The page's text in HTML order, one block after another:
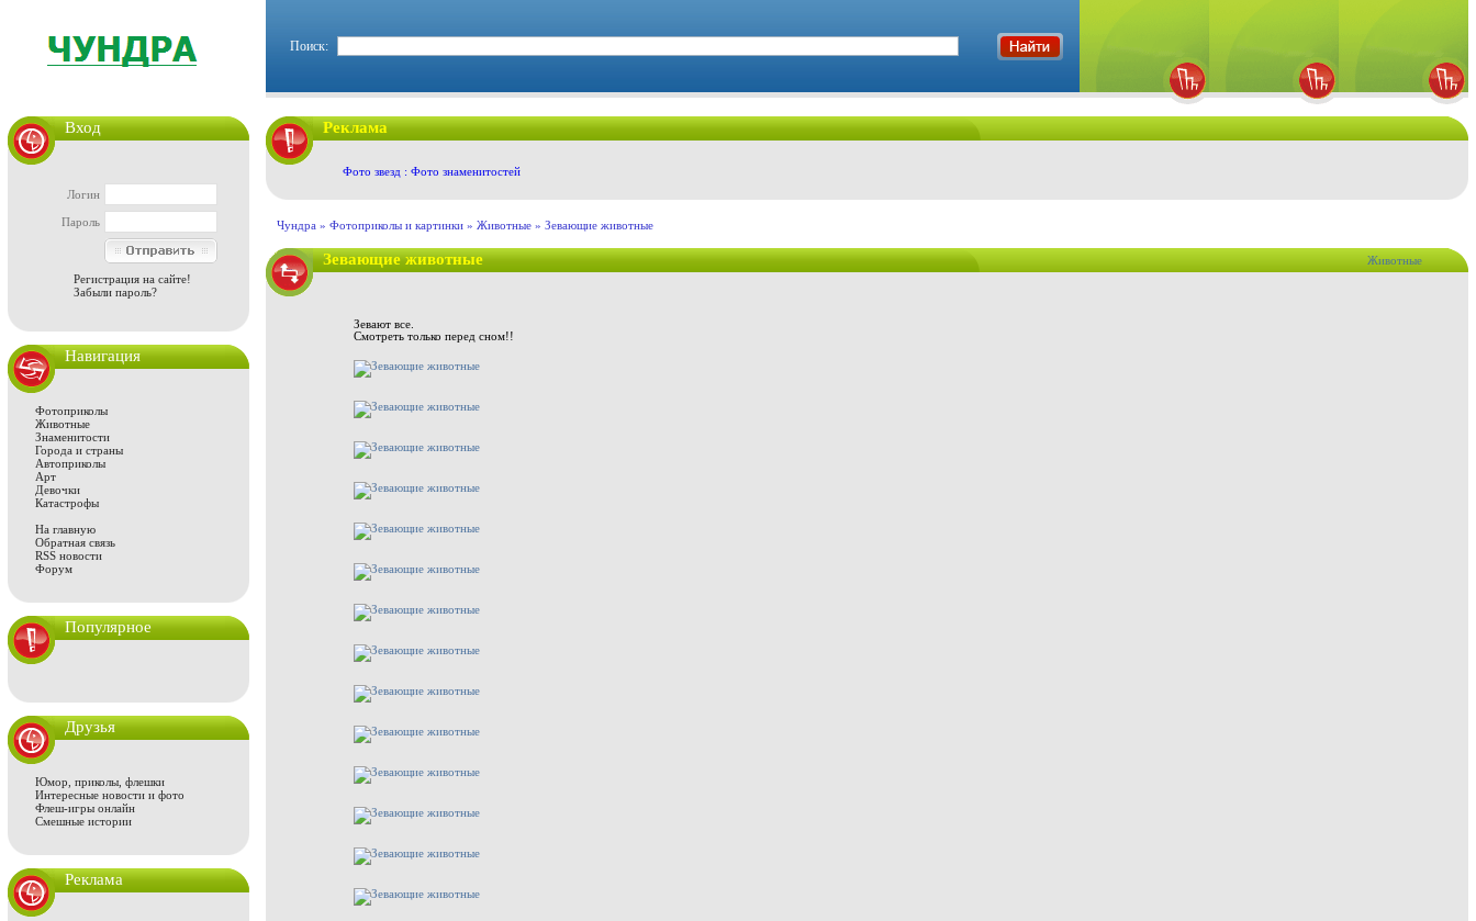
Поиск:
Вход
Логин
Пароль
Регистрация на сайте!
Забыли пароль?
Навигация
Фотоприколы
Животные
Знаменитости
Города и страны
Автоприколы
Арт
Девочки
Катастрофы
На главную
Обратная связь
RSS новости
Форум
Популярное
Друзья
Юмор, приколы, флешки
Интересные новости и фото
Флеш-игры онлайн
Смешные истории
Реклама
Реклама
Фото звезд : Фото знаменитостей
Чундра » Фотоприколы и картинки » Животные » Зевающие животные
Зевающие животные Животные
Зевают все.
Смотреть только перед сном!!